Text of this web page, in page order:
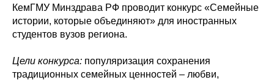
КемГМУ Минздрава РФ проводит конкурс «Семейные
истории, которые объединяют» для иностранных
студентов вузов региона.
Цели конкурса: популяризация сохранения
традиционных семейных ценностей – любви,